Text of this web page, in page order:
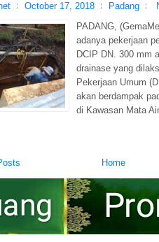
October 17, 2018 Padang
PADANG,
adanya pekerjaan
DCIP DN. 300 mm
drainase yang
Pekerjaan Umum
akan berdampak
di Kawasan Mata
Home